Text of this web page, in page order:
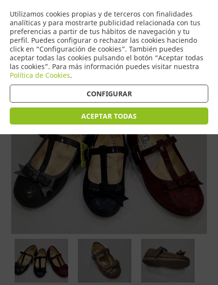
Utilizamos cookies propias y de terceros con finalidades
analíticas y para mostrarte publicidad relacionada con tus
preferencias a partir de tus hábitos de navegación y tu
perfil. Puedes configurar o rechazar las cookies haciendo
click en “Configuración de cookies”. También puedes
aceptar todas las cookies pulsando el botón “Aceptar todas
las cookies”. Para más información puedes visitar nuestra
Política de Cookies.
CONFIGURAR
ACEPTAR TODAS
0
COMERCIO
DE TORRIJOS
Tienda > Zapatos niña y niño